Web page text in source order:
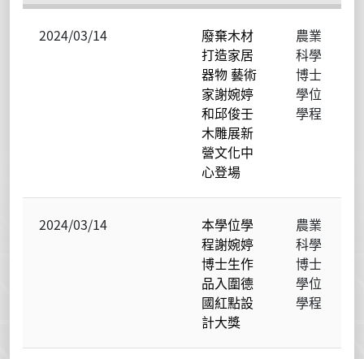
2024/03/14
廢棄木材
打造家居
器物 藝術
家謝婉婷
和邱俊壬
木雕展新
營文化中
心登場
農業
科學
博士
學位
學程
2024/03/14
本學位學
程謝婉婷
博士生作
品入圍德
國紅點設
計大獎
農業
科學
博士
學位
學程